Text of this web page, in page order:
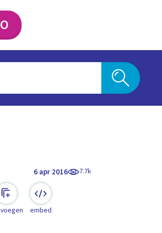
6 apr 2016 7.7k
embed